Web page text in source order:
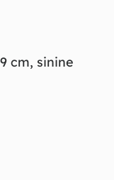
cm, sinine